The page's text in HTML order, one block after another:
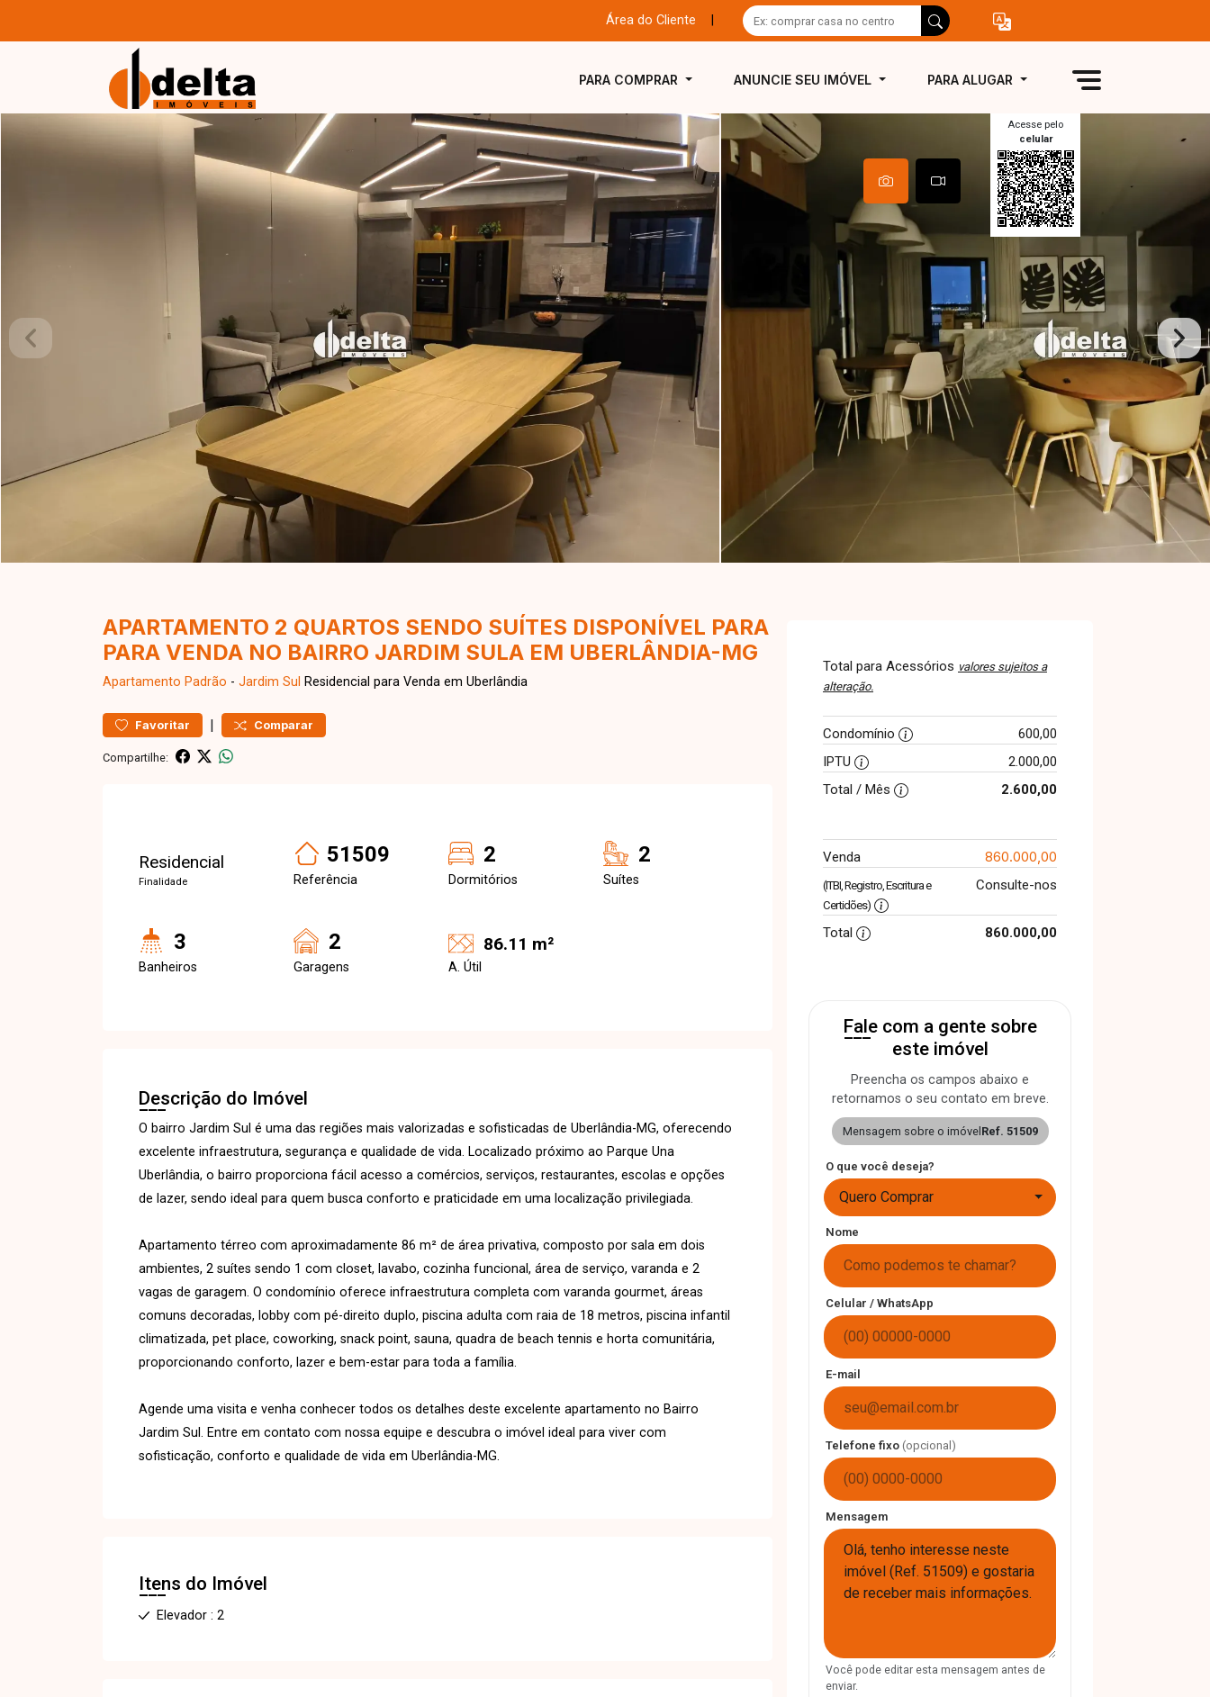
Área do Cliente
PARA COMPRAR ANUNCIE SEU IMÓVEL PARA ALUGAR
Acesse pelo
celular
APARTAMENTO 2 QUARTOS SENDO SUÍTES DISPONÍVEL PARA
PARA VENDA NO BAIRRO JARDIM SULA EM UBERLÂNDIA-MG
Apartamento Padrão - Jardim Sul Residencial para Venda em Uberlândia
Favoritar | Comparar
Compartilhe:
Residencial
Finalidade
51509
Referência
2
Dormitórios
2
Suítes
3
Banheiros
2
Garagens
86.11 m²
A. Útil
Descrição do Imóvel
O bairro Jardim Sul é uma das regiões mais valorizadas e sofisticadas de Uberlândia-MG, oferecendo
excelente infraestrutura, segurança e qualidade de vida. Localizado próximo ao Parque Una
Uberlândia, o bairro proporciona fácil acesso a comércios, serviços, restaurantes, escolas e opções
de lazer, sendo ideal para quem busca conforto e praticidade em uma localização privilegiada.
Apartamento térreo com aproximadamente 86 m² de área privativa, composto por sala em dois
ambientes, 2 suítes sendo 1 com closet, lavabo, cozinha funcional, área de serviço, varanda e 2
vagas de garagem. O condomínio oferece infraestrutura completa com varanda gourmet, áreas
comuns decoradas, lobby com pé-direito duplo, piscina adulta com raia de 18 metros, piscina infantil
climatizada, pet place, coworking, snack point, sauna, quadra de beach tennis e horta comunitária,
proporcionando conforto, lazer e bem-estar para toda a família.
Agende uma visita e venha conhecer todos os detalhes deste excelente apartamento no Bairro
Jardim Sul. Entre em contato com nossa equipe e descubra o imóvel ideal para viver com
sofisticação, conforto e qualidade de vida em Uberlândia-MG.
Itens do Imóvel
Elevador : 2
Total para Acessórios valores sujeitos a
alteração.
Condomínio
600,00
IPTU
2.000,00
Total / Mês
2.600,00
Venda 860.000,00
(ITBI, Registro, Escritura e
Certidões)
Consulte-nos
Total 860.000,00
Fale com a gente sobre
este imóvel
Preencha os campos abaixo e
retornamos o seu contato em breve.
Mensagem sobre o imóvel Ref. 51509
O que você deseja?
Quero Comprar
Nome
Celular / WhatsApp
E-mail
Telefone fixo (opcional)
Mensagem
Você pode editar esta mensagem antes de
enviar.